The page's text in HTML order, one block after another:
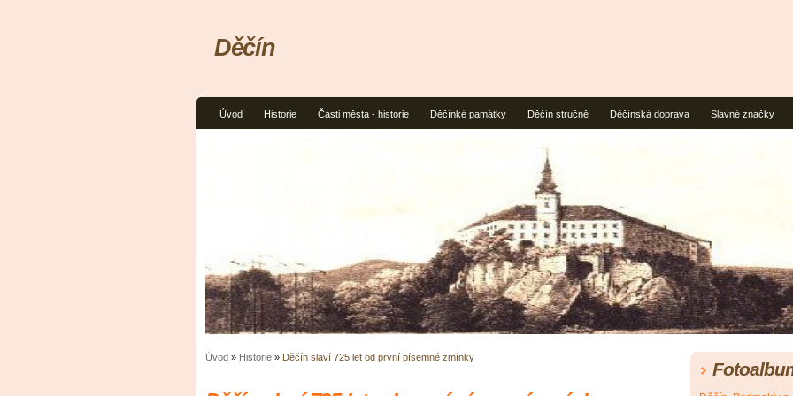
Úvod Historie Části města - historie Děčínké památky Děčín stručně Děčínská doprava Slavné značky
Děčín
Úvod » Historie » Děčín slaví 725 let od první písemné zmínky